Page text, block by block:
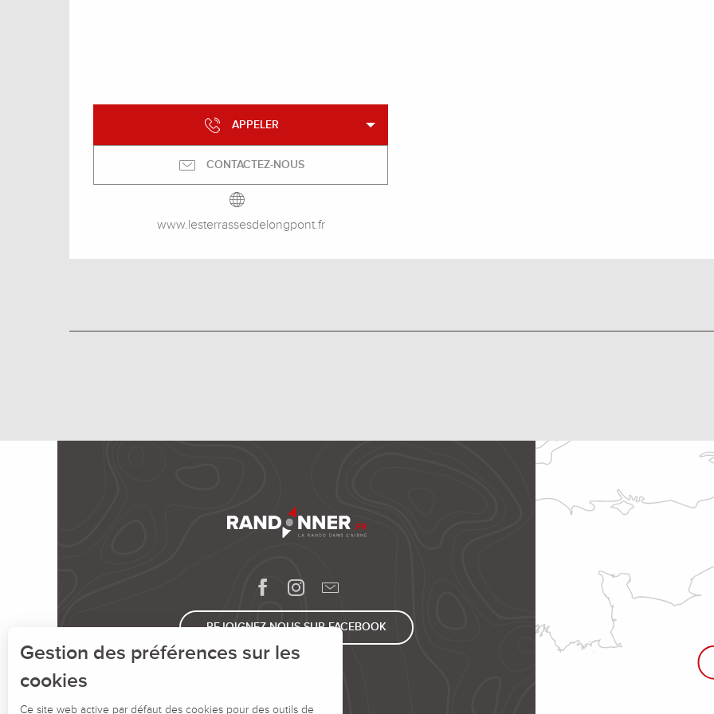
APPELER
CONTACTEZ-NOUS
www.lesterrassesdelongpont.fr
REJOIGNEZ-NOUS SUR FACEBOOK
Gestion des préférences sur les
cookies
Ce site web active par défaut des cookies pour des outils de